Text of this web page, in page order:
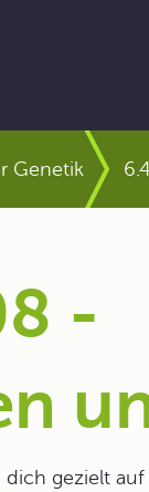
Genetik
-
dich gezielt